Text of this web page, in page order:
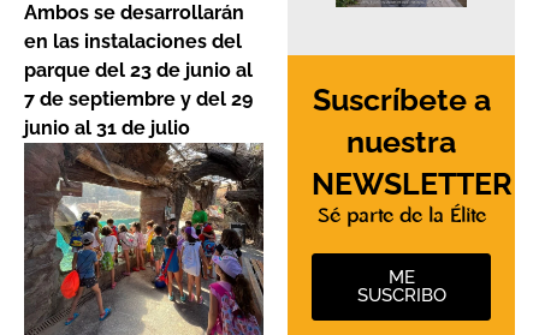
Ambos se desarrollarán
en las instalaciones del
parque del 23 de junio al
7 de septiembre y del 29
junio al 31 de julio
Suscríbete a
nuestra
NEWSLETTER
Sé parte de la Élite
ME
SUSCRIBO